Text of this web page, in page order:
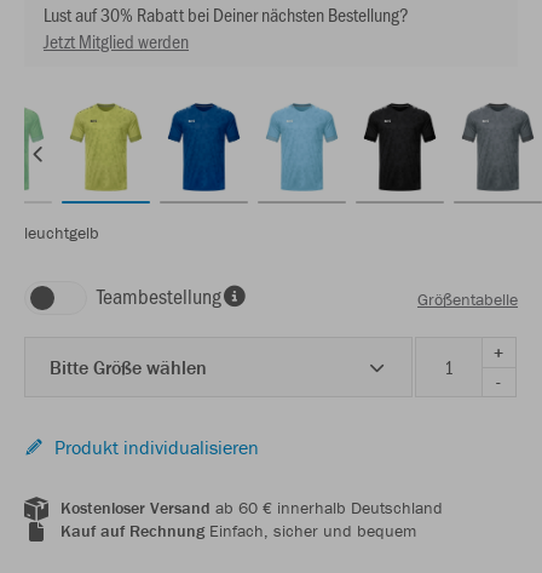
Lust auf 30% Rabatt bei Deiner nächsten Bestellung?
Jetzt Mitglied werden
leuchtgelb
Teambestellung Größentabelle
Bitte Größe wählen
+
-
Produkt individualisieren
Kostenloser Versand ab 60 € innerhalb Deutschland
Kauf auf RechnungEinfach, sicher und bequem